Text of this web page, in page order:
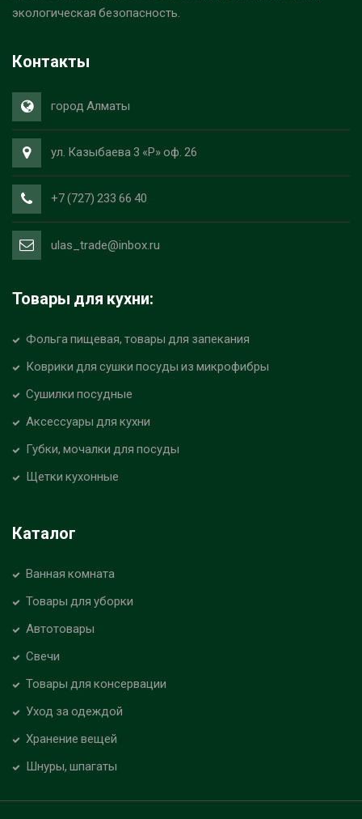
экологическая безопасность.
Контакты
город Алматы
ул. Казыбаева 3 «Р» оф. 26
+7 (727) 233 66 40
ulas_trade@inbox.ru
Товары для кухни:
Фольга пищевая, товары для запекания
Коврики для сушки посуды из микрофибры
Сушилки посудные
Аксессуары для кухни
Губки, мочалки для посуды
Щетки кухонные
Каталог
Ванная комната
Товары для уборки
Автотовары
Свечи
Товары для консервации
Уход за одеждой
Хранение вещей
Шнуры, шпагаты